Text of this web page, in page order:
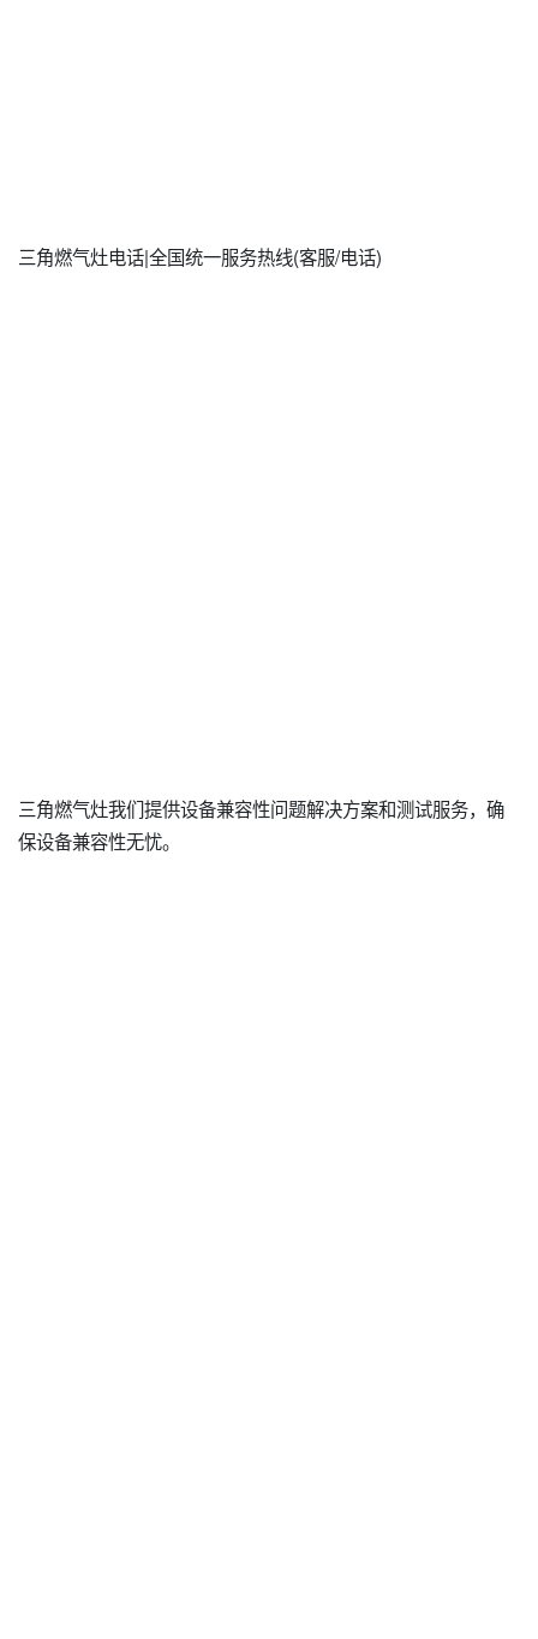
三角燃气灶电话|全国统一服务热线(客服/电话)
三角燃气灶我们提供设备兼容性问题解决方案和测试服务，确
保设备兼容性无忧。